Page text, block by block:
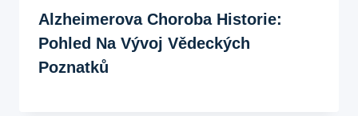
Alzheimerova Choroba Historie:
Pohled Na Vývoj Vědeckých
Poznatků